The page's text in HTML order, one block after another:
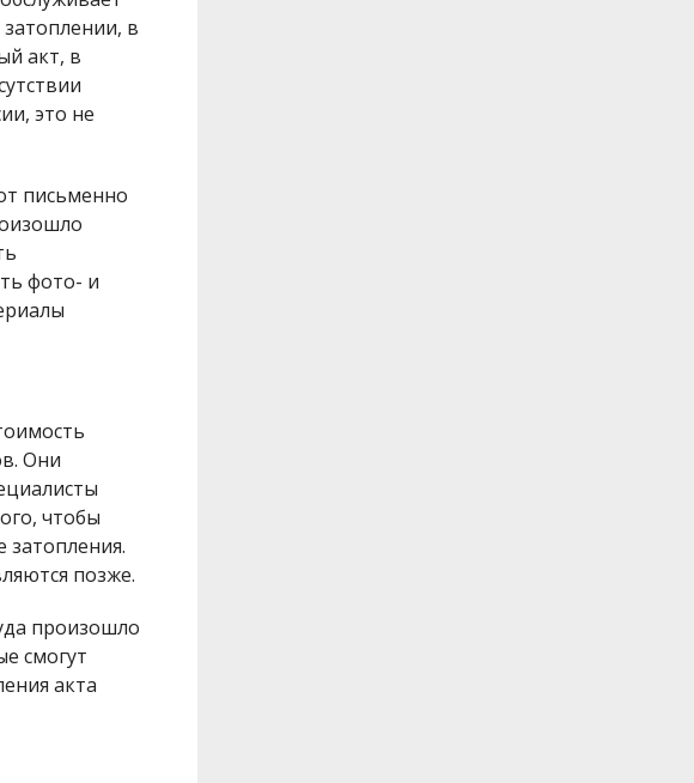
в
акт, в
это не
письменно
фото- и
Они
чтобы
затопления.
позже.
произошло
смогут
акта